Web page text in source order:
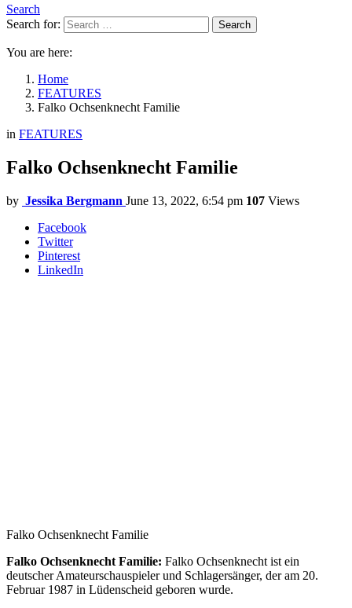
Search
Search for:
Search
You are here:
Home
FEATURES
Falko Ochsenknecht Familie
in FEATURES
Falko Ochsenknecht Familie
by Jessika Bergmann June 13, 2022, 6:54 pm 107 Views
Facebook
Twitter
Pinterest
LinkedIn
Falko Ochsenknecht Familie
Falko Ochsenknecht Familie: Falko Ochsenknecht ist ein
deutscher Amateurschauspieler und Schlagersänger, der am 20.
Februar 1987 in Lüdenscheid geboren wurde.